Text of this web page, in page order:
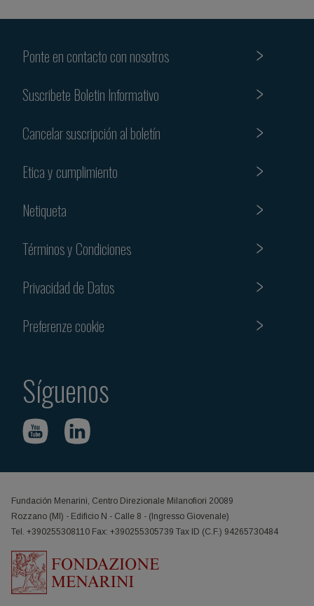
Ponte en contacto con nosotros
Suscribete Boletin Informativo
Cancelar suscripción al boletín
Etica y cumplimiento
Netiqueta
Términos y Condiciones
Privacidad de Datos
Preferenze cookie
Síguenos
Fundación Menarini, Centro Direzionale Milanofiori 20089
Rozzano (MI) - Edificio N - Calle 8 - (Ingresso Giovenale)
Tel. +390255308110 Fax: +390255305739 Tax ID (C.F.) 94265730484